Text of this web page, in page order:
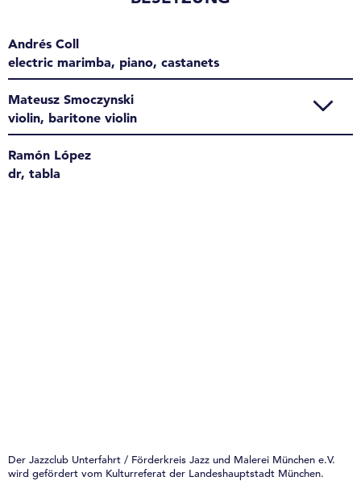
Andrés Coll
electric marimba, piano, castanets
Mateusz Smoczynski
violin, baritone violin
Ramón López
dr, tabla
Der Jazzclub Unterfahrt / Förderkreis Jazz und Malerei München e.V.
wird gefördert vom Kulturreferat der Landeshauptstadt München.